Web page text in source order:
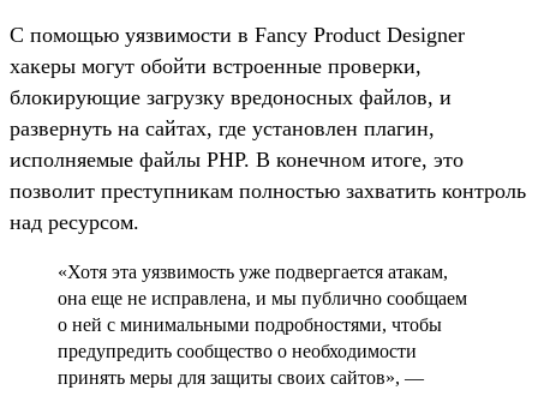
С помощью уязвимости в Fancy Product Designer
хакеры могут обойти встроенные проверки,
блокирующие загрузку вредоносных файлов, и
развернуть на сайтах, где установлен плагин,
исполняемые файлы PHP. В конечном итоге, это
позволит преступникам полностью захватить контроль
над ресурсом.
«Хотя эта уязвимость уже подвергается атакам,
она еще не исправлена, и мы публично сообщаем
о ней с минимальными подробностями, чтобы
предупредить сообщество о необходимости
принять меры для защиты своих сайтов», —